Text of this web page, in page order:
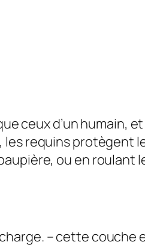
ceux d’un humain,
requins protègent
ou en roulant
– cette